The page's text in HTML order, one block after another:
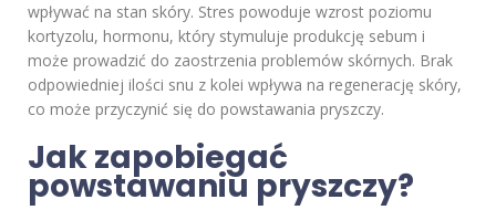
wpływać na stan skóry. Stres powoduje wzrost poziomu
kortyzolu, hormonu, który stymuluje produkcję sebum i
może prowadzić do zaostrzenia problemów skórnych. Brak
odpowiedniej ilości snu z kolei wpływa na regenerację skóry,
co może przyczynić się do powstawania pryszczy.
Jak zapobiegać
powstawaniu pryszczy?